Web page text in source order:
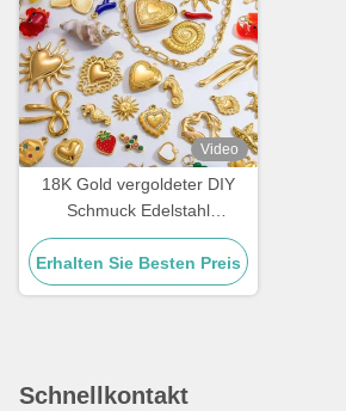
Video
18K Gold vergoldeter DIY
Schmuck Edelstahl
Handgemachte Charms
Modeschmuck
Erhalten Sie Besten Preis
Schnellkontakt